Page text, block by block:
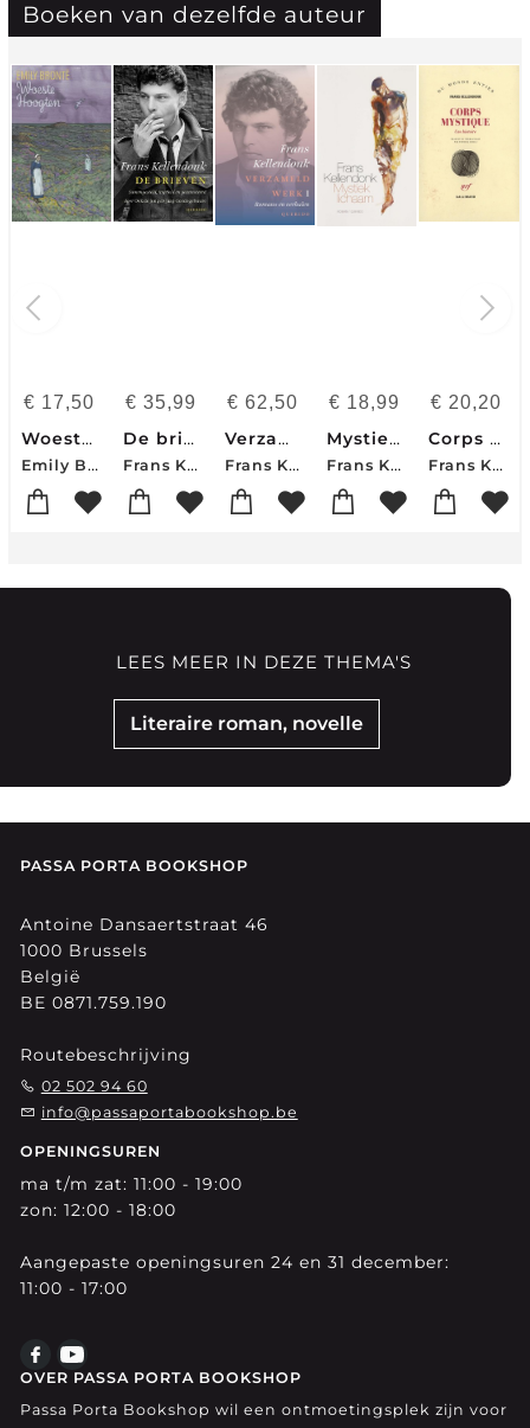
Boeken van dezelfde auteur
€ 17,50
Woeste hoogten
Emily Brontë
€ 35,99
De brieven
Frans Kellendonk
€ 62,50
Verzameld werk - 2 delen in cassette
Frans Kellendonk
€ 18,99
Mystiek lichaam
Frans Kellendonk
€ 20,20
Corps Mystique - Une Histoire
Frans Kellendonk
Literaire roman, novelle
LEES MEER IN DEZE THEMA'S
PASSA PORTA BOOKSHOP
Antoine Dansaertstraat 46
1000 Brussels
België
BE 0871.759.190
Routebeschrijving
02 502 94 60
info@passaportabookshop.be
OPENINGSUREN
ma t/m zat: 11:00 - 19:00
zon: 12:00 - 18:00
Aangepaste openingsuren 24 en 31 december:
11:00 - 17:00
OVER PASSA PORTA BOOKSHOP
Passa Porta Bookshop wil een ontmoetingsplek zijn voor